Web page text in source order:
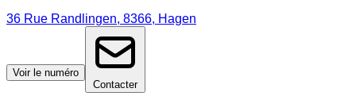
36 Rue Randlingen, 8366, Hagen
Voir le numéro
Contacter